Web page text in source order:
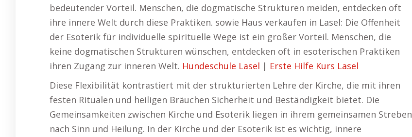
bedeutender Vorteil. Menschen, die dogmatische Strukturen meiden, entdecken oft
ihre innere Welt durch diese Praktiken. sowie Haus verkaufen in Lasel: Die Offenheit
der Esoterik für individuelle spirituelle Wege ist ein großer Vorteil. Menschen, die
keine dogmatischen Strukturen wünschen, entdecken oft in esoterischen Praktiken
ihren Zugang zur inneren Welt. Hundeschule Lasel | Erste Hilfe Kurs Lasel
Diese Flexibilität kontrastiert mit der strukturierten Lehre der Kirche, die mit ihren
festen Ritualen und heiligen Bräuchen Sicherheit und Beständigkeit bietet. Die
Gemeinsamkeiten zwischen Kirche und Esoterik liegen in ihrem gemeinsamen Streben
nach Sinn und Heilung. In der Kirche und der Esoterik ist es wichtig, innere